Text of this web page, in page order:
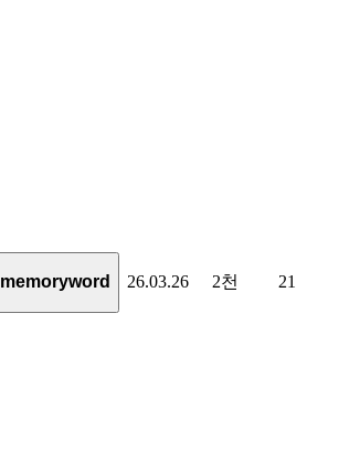
memoryword 26.03.26 2천 21